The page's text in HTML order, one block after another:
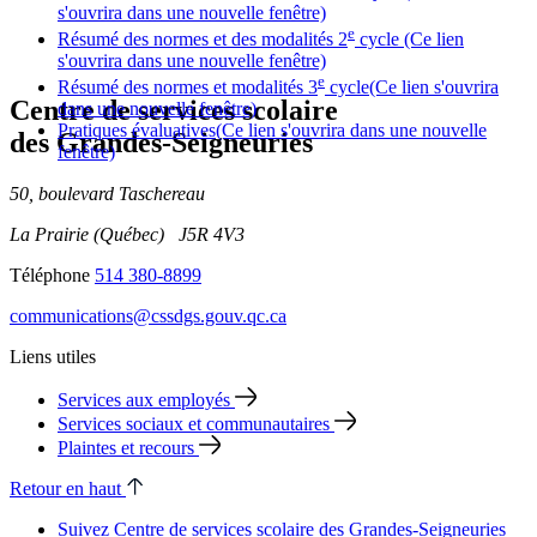
s'ouvrira dans une nouvelle fenêtre)
Résumé des normes et des modalités 2e cycle (Ce lien
s'ouvrira dans une nouvelle fenêtre)
Résumé des normes et modalités 3e cycle(Ce lien s'ouvrira
dans une nouvelle fenêtre)
Pratiques évaluatives(Ce lien s'ouvrira dans une nouvelle
fenêtre)
Centre de services scolaire
des Grandes‑Seigneuries
50, boulevard Taschereau
La Prairie (Québec) J5R 4V3
Téléphone 514 380-8899
communications@cssdgs.gouv.qc.ca
Liens utiles
Services aux employés
Services sociaux et communautaires
Plaintes et recours
Retour en haut
Suivez Centre de services scolaire des Grandes‑Seigneuries